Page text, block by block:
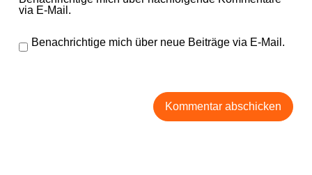
via E-Mail.
Benachrichtige mich über neue Beiträge via E-Mail.